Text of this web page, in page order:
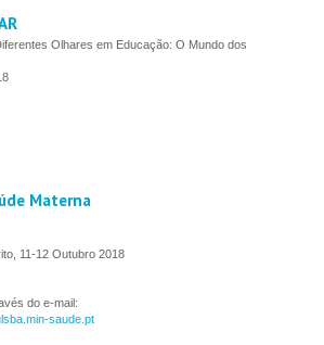
Olhares em Educação: O Mundo dos
Materna
11-12 Outubro 2018
do e-mail:
saude.pt